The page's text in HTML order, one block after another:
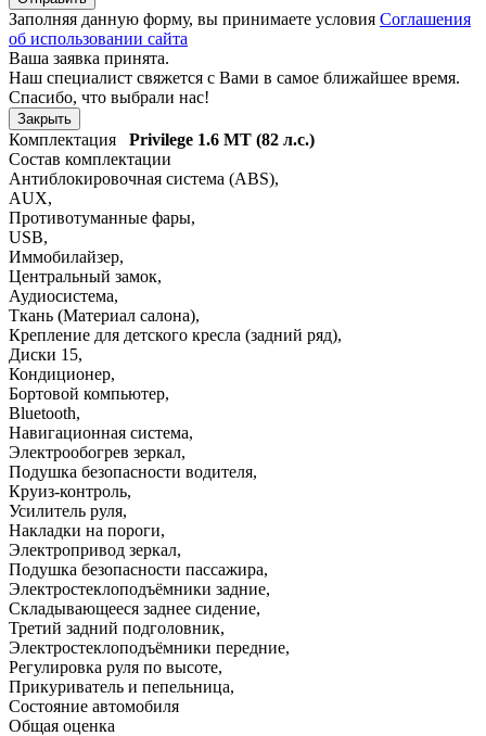
Заполняя данную форму, вы принимаете условия Соглашения
об использовании сайта
Ваша заявка принята.
Наш специалист свяжется с Вами в самое ближайшее время.
Спасибо, что выбрали нас!
Закрыть
Комплектация Privilege 1.6 MT (82 л.с.)
Состав комплектации
Антиблокировочная система (ABS),
AUX,
Противотуманные фары,
USB,
Иммобилайзер,
Центральный замок,
Аудиосистема,
Ткань (Материал салона),
Крепление для детского кресла (задний ряд),
Диски 15,
Кондиционер,
Бортовой компьютер,
Bluetooth,
Навигационная система,
Электрообогрев зеркал,
Подушка безопасности водителя,
Круиз-контроль,
Усилитель руля,
Накладки на пороги,
Электропривод зеркал,
Подушка безопасности пассажира,
Электростеклоподъёмники задние,
Складывающееся заднее сидение,
Третий задний подголовник,
Электростеклоподъёмники передние,
Регулировка руля по высоте,
Прикуриватель и пепельница,
Состояние автомобиля
Общая оценка